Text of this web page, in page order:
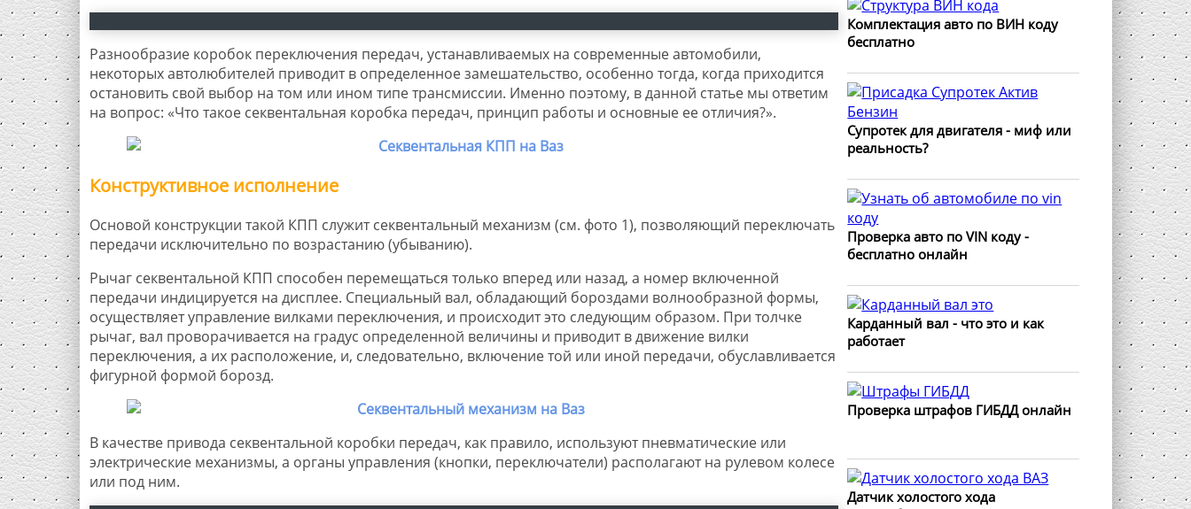
Разнообразие коробок переключения передач, устанавливаемых на современные автомобили,
некоторых автолюбителей приводит в определенное замешательство, особенно тогда, когда приходится
остановить свой выбор на том или ином типе трансмиссии. Именно поэтому, в данной статье мы ответим
на вопрос: «Что такое секвентальная коробка передач, принцип работы и основные ее отличия?».
Конструктивное исполнение
Основой конструкции такой КПП служит секвентальный механизм (см. фото 1), позволяющий переключать
передачи исключительно по возрастанию (убыванию).
Рычаг секвентальной КПП способен перемещаться только вперед или назад, а номер включенной
передачи индицируется на дисплее. Специальный вал, обладающий бороздами волнообразной формы,
осуществляет управление вилками переключения, и происходит это следующим образом. При толчке
рычаг, вал проворачивается на градус определенной величины и приводит в движение вилки
переключения, а их расположение, и, следовательно, включение той или иной передачи, обуславливается
фигурной формой борозд.
В качестве привода секвентальной коробки передач, как правило, используют пневматические или
электрические механизмы, а органы управления (кнопки, переключатели) располагают на рулевом колесе
или под ним.
Комплектация авто по ВИН коду
бесплатно
Супротек для двигателя - миф или
реальность?
Проверка авто по VIN коду -
бесплатно онлайн
Карданный вал - что это и как
работает
Проверка штрафов ГИБДД онлайн
Датчик холостого хода